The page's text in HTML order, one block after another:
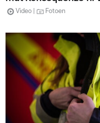
Video Fotoen